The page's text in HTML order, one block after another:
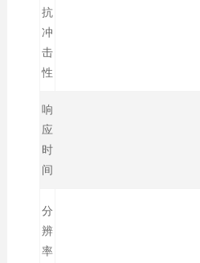
抗
冲
击
性
响
应
时
间
分
辨
率